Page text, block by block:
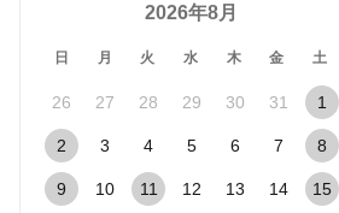
2026年8月
日 月 火 水 木 金 土
26 27 28 29 30 31 1
2 3 4 5 6 7 8
9 10 11 12 13 14 15